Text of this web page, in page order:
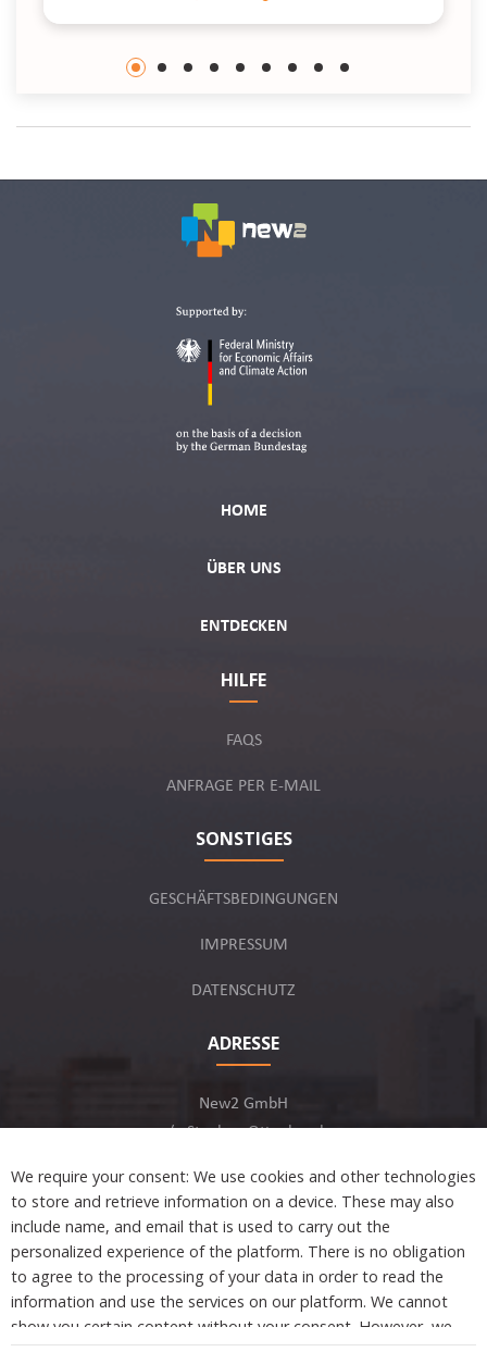
HOME
ÜBER UNS
ENTDECKEN
HILFE
FAQS
ANFRAGE PER E-MAIL
SONSTIGES
GESCHÄFTSBEDINGUNGEN
IMPRESSUM
DATENSCHUTZ
ADRESSE
New2 GmbH
c/o Stephan Ottenbruch
Developed by
We require your consent: We use cookies and other technologies
to store and retrieve information on a device. These may also
include name, and email that is used to carry out the
personalized experience of the platform. There is no obligation
to agree to the processing of your data in order to read the
information and use the services on our platform. We cannot
show you certain content without your consent. However, we